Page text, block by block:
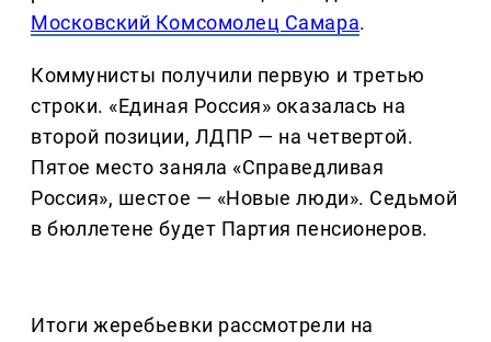
Московский Комсомолец Самара.
Коммунисты получили первую и третью
строки. «Единая Россия» оказалась на
второй позиции, ЛДПР — на четвертой.
Пятое место заняла «Справедливая
Россия», шестое — «Новые люди». Седьмой
в бюллетене будет Партия пенсионеров.
Итоги жеребьевки рассмотрели на